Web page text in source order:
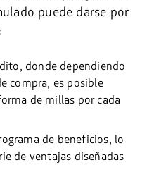
puede darse por
donde dependiendo
compra, es posible
de millas por cada
de beneficios, lo
de ventajas diseñadas